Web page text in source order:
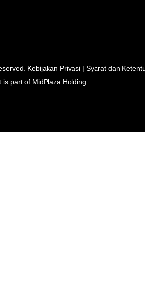
Kebijakan Privasi | Syarat dan
is part of MidPlaza Holding.